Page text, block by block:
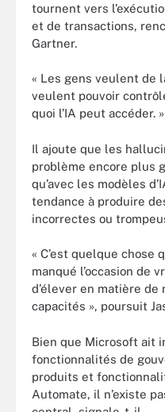
tournent vers
et de transactions,
Gartner.
« Les gens veulent de
veulent pouvoir
quoi l’IA peut accéder. »
Il ajoute que les
problème encore plus
qu’avec les modèles
tendance à produire
incorrectes ou
« C’est quelque chose
manqué l’occasion de
d’élever en matière
capacités », poursuit
Bien que Microsoft ait
fonctionnalités de
produits et
Automate, il n’existe